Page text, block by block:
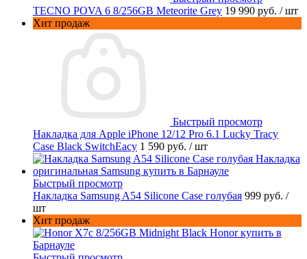
TECNO POVA 6 8/256GB Meteorite Grey 19 990 руб. / шт
Хит продаж
Быстрый просмотр
Накладка для Apple iPhone 12/12 Pro 6.1 Lucky Tracy
Case Black SwitchEacy 1 590 руб. / шт
Быстрый просмотр
Накладка Samsung A54 Silicone Case голубая 999 руб. /
шт
Хит продаж